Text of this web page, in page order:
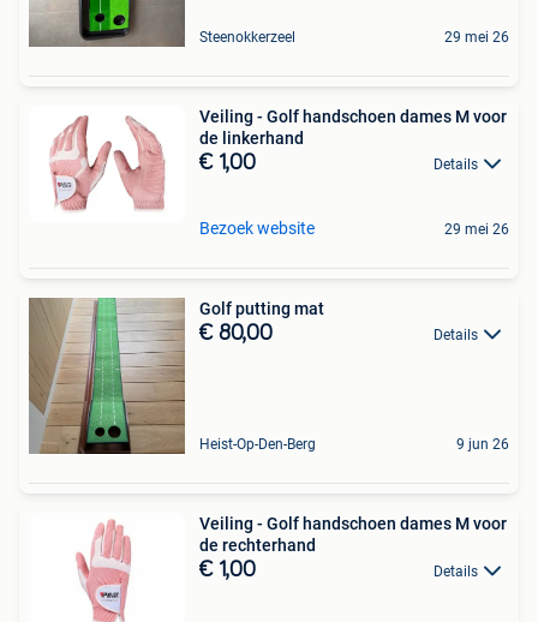
Steenokkerzeel 29 mei 26
Veiling - Golf handschoen dames M voor
de linkerhand
€ 1,00 Details
Bezoek website 29 mei 26
Golf putting mat
€ 80,00 Details
Heist-Op-Den-Berg 9 jun 26
Veiling - Golf handschoen dames M voor
de rechterhand
€ 1,00 Details